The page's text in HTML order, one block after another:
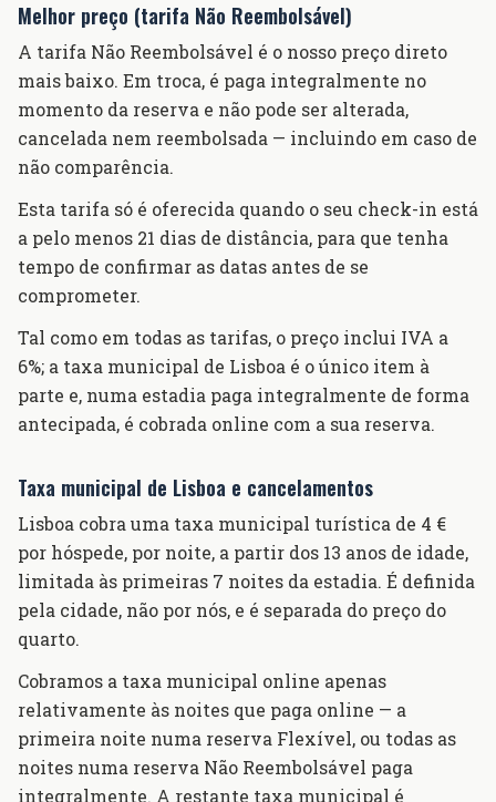
Melhor preço (tarifa Não Reembolsável)
A tarifa Não Reembolsável é o nosso preço direto
mais baixo. Em troca, é paga integralmente no
momento da reserva e não pode ser alterada,
cancelada nem reembolsada — incluindo em caso de
não comparência.
Esta tarifa só é oferecida quando o seu check-in está
a pelo menos 21 dias de distância, para que tenha
tempo de confirmar as datas antes de se
comprometer.
Tal como em todas as tarifas, o preço inclui IVA a
6%; a taxa municipal de Lisboa é o único item à
parte e, numa estadia paga integralmente de forma
antecipada, é cobrada online com a sua reserva.
Taxa municipal de Lisboa e cancelamentos
Lisboa cobra uma taxa municipal turística de 4 €
por hóspede, por noite, a partir dos 13 anos de idade,
limitada às primeiras 7 noites da estadia. É definida
pela cidade, não por nós, e é separada do preço do
quarto.
Cobramos a taxa municipal online apenas
relativamente às noites que paga online — a
primeira noite numa reserva Flexível, ou todas as
noites numa reserva Não Reembolsável paga
integralmente. A restante taxa municipal é